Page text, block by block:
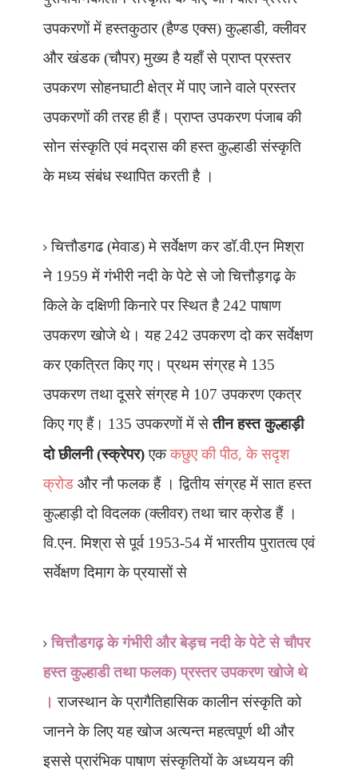
उपकरणों में हस्तकुठार (हैण्ड एक्स) कुल्हाडी,क्लीवर
और खंडक (चौपर) मुख्य है यहाँ से प्राप्त प्रस्तर
उपकरण सोहनघाटी क्षेत्र में पाए जाने वाले प्रस्तर
उपकरणों की तरह ही हैं। प्राप्त उपकरण पंजाब की
सोन संस्कृति एवं मद्रास की हस्त कुल्हाडी संस्कृति
के मध्य संबंध स्थापित करती है ।
चित्तौडगढ (मेवाड) मे सर्वेक्षण कर डॉ.वी.एन मिश्रा
ने 1959 में गंभीरी नदी के पेटे से जो चित्तौड़गढ़ के
किले के दक्षिणी किनारे पर स्थित है 242 पाषाण
उपकरण खोजे थे। यह 242 उपकरण दो कर सर्वेक्षण
कर एकत्रित किए गए। प्रथम संग्रह मे 135
उपकरण तथा दूसरे संग्रह मे 107 उपकरण एकत्र
किए गए हैं। 135 उपकरणों में सेतीन हस्त कुल्हाड़ी
दो छीलनी (स्क्रेपर)एककछुए की पीठ, के सदृश
क्रोडऔर नौ फलक हैं । द्वितीय संग्रह में सात हस्त
कुल्हाड़ी दो विदलक (क्लीवर) तथा चार क्रोड हैं ।
वि.एन. मिश्रा से पूर्व 1953-54 में भारतीय पुरातत्व एवं
सर्वेक्षण दिमाग के प्रयासों से
चित्तौडगढ़ के गंभीरी और बेड़च नदी के पेटे से चौपर
हस्त कुल्हाडी तथा फलक) प्रस्तर उपकरण खोजे थे
। राजस्थान के प्रागैतिहासिक कालीन संस्कृति को
जानने के लिए यह खोज अत्यन्त महत्वपूर्ण थी और
इससे प्रारंभिक पाषाण संस्कृतियों के अध्ययन की